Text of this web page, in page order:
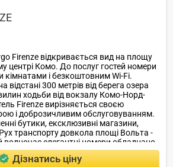
Firenze відкривається вид на площу
центрі Комо. До послуг гостей номери
і безкоштовним Wi-Fi.
відстані 300 метрів від берега озера
ходьби від вокзалу Комо-Норд-
Firenze вирізняється своєю
і доброзичливим обслуговуванням.
бутики, ексклюзивні магазини,
транспорту довкола площі Вольта -
водночас елегантні номери обладнано
баром і телевізором з цифровими
Дізнатись ціну